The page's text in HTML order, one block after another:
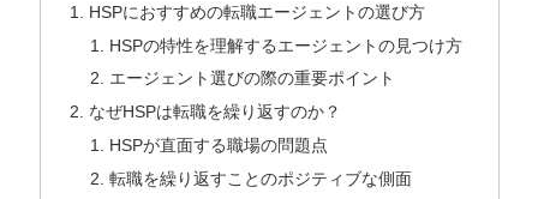
HSPにおすすめの転職エージェントの選び方
HSPの特性を理解するエージェントの見つけ方
エージェント選びの際の重要ポイント
なぜHSPは転職を繰り返すのか？
HSPが直面する職場の問題点
転職を繰り返すことのポジティブな側面